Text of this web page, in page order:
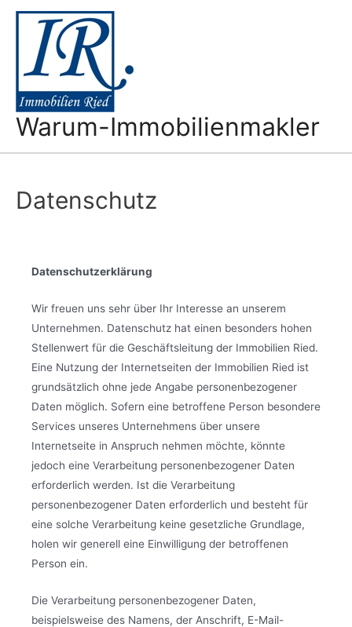
Zum
springen
Warum-Immobilienmakler
Datenschutz
Datenschutzerklärung
Wir freuen uns sehr über Ihr Interesse an unserem
Unternehmen. Datenschutz hat einen besonders hohen
Stellenwert für die Geschäftsleitung der Immobilien Ried.
Eine Nutzung der Internetseiten der Immobilien Ried ist
grundsätzlich ohne jede Angabe personenbezogener
Daten möglich. Sofern eine betroffene Person besondere
Services unseres Unternehmens über unsere
Internetseite in Anspruch nehmen möchte, könnte
jedoch eine Verarbeitung personenbezogener Daten
erforderlich werden. Ist die Verarbeitung
personenbezogener Daten erforderlich und besteht für
eine solche Verarbeitung keine gesetzliche Grundlage,
holen wir generell eine Einwilligung der betroffenen
Person ein.
Die Verarbeitung personenbezogener Daten,
beispielsweise des Namens, der Anschrift, E-Mail-